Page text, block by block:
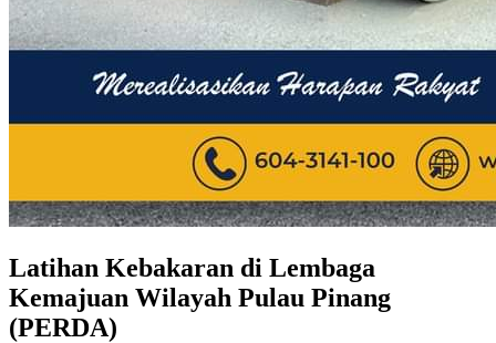
Latihan Kebakaran di Lembaga
Kemajuan Wilayah Pulau Pinang
(PERDA)